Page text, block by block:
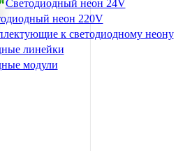
Светодиодный неон 24V
неон 220V
к светодиодному неону
линейки
модули